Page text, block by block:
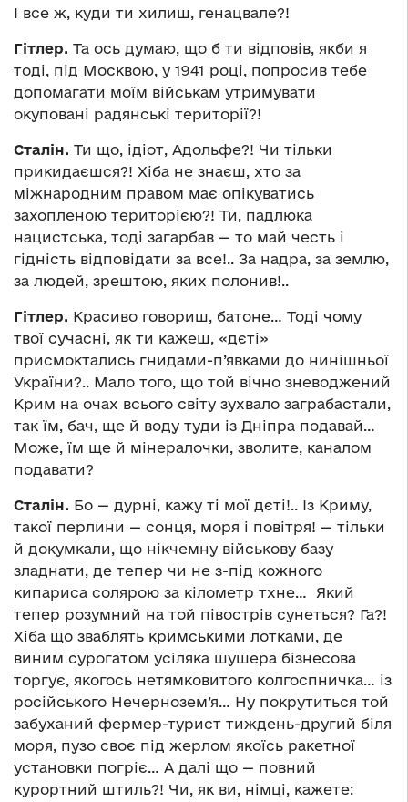
І все ж, куди ти хилиш, генацвале?!
Гітлер. Та ось думаю, що б ти відповів, якби я
тоді, під Москвою, у 1941 році, попросив тебе
допомагати моїм військам утримувати
окуповані радянські території?!
Сталін. Ти що, ідіот, Адольфе?! Чи тільки
прикидаєшся?! Хіба не знаєш, хто за
міжнародним правом має опікуватись
захопленою територією?! Ти, падлюка
нацистська, тоді загарбав — то май честь і
гідність відповідати за все!.. За надра, за землю,
за людей, зрештою, яких полонив!..
Гітлер. Красиво говориш, батоне… Тоді чому
твої сучасні, як ти кажеш, «дєті»
присмоктались гнидами-п’явками до нинішньої
України?.. Мало того, що той вічно зневоджений
Крим на очах всього світу зухвало заграбастали,
так їм, бач, ще й воду туди із Дніпра подавай…
Може, їм ще й мінералочки, зволите, каналом
подавати?
Сталін. Бо — дурні, кажу ті мої дєті!.. Із Криму,
такої перлини — сонця, моря і повітря! — тільки
й докумкали, що нікчемну військову базу
зладнати, де тепер чи не з-під кожного
кипариса солярою за кілометр тхне… Який
тепер розумний на той півострів сунеться? Га?!
Хіба що зваблять кримськими лотками, де
виним сурогатом усіляка шушера бізнесова
торгує, якогось нетямковитого колгоспничка… із
російського Нечернозем’я… Ну покрутиться той
забуханий фермер-турист тиждень-другий біля
моря, пузо своє під жерлом якоїсь ракетної
установки погріє… А далі що — повний
курортний штиль?! Чи, як ви, німці, кажете: